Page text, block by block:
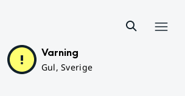
Varning
Gul, Sverige